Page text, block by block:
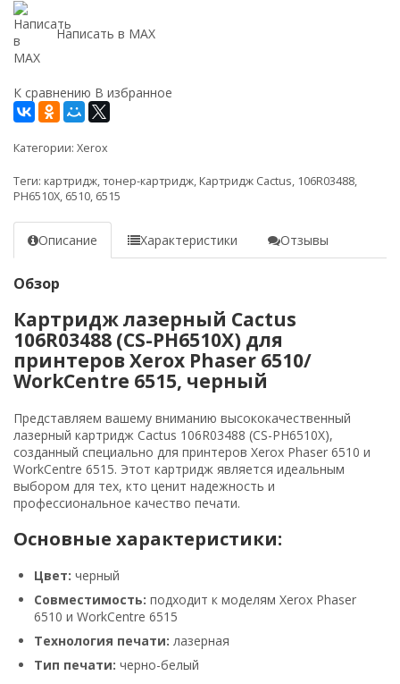
Написать в MAX
К сравнению В избранное
Категории: Xerox
Теги: картридж,тонер-картридж, Картридж Cactus, 106R03488,
PH6510X, 6510, 6515
Описание Характеристики Отзывы
Обзор
Картридж лазерный Cactus
106R03488 (CS-PH6510X) для
принтеров Xerox Phaser 6510/
WorkCentre 6515, черный
Представляем вашему вниманию высококачественный
лазерный картридж Cactus 106R03488 (CS-PH6510X),
созданный специально для принтеров Xerox Phaser 6510 и
WorkCentre 6515. Этот картридж является идеальным
выбором для тех, кто ценит надежность и
профессиональное качество печати.
Основные характеристики:
Цвет: черный
Совместимость: подходит к моделям Xerox Phaser
6510 и WorkCentre 6515
Технология печати: лазерная
Тип печати: черно-белый